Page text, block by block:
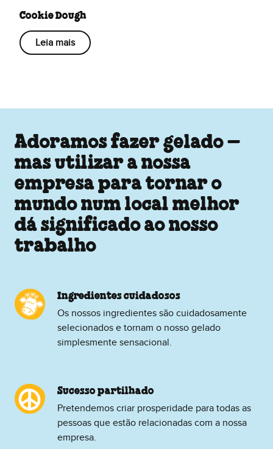
Cookie Dough
Leia mais
Adoramos fazer gelado –
mas utilizar a nossa
empresa para tornar o
mundo num local melhor
dá significado ao nosso
trabalho
Ingredientes cuidadosos
Os nossos ingredientes são cuidadosamente
selecionados e tornam o nosso gelado
simplesmente sensacional.
Sucesso partilhado
Pretendemos criar prosperidade para todas as
pessoas que estão relacionadas com a nossa
empresa.